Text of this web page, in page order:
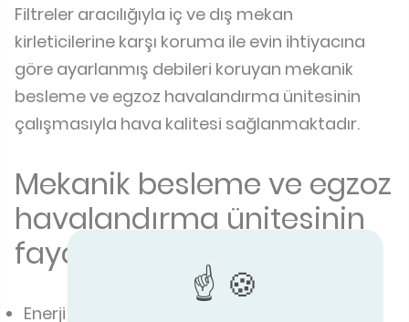
Filtreler aracılığıyla iç ve dış mekan
kirleticilerine karşı koruma ile evin ihtiyacına
göre ayarlanmış debileri koruyan mekanik
besleme ve egzoz havalandırma ünitesinin
çalışmasıyla hava kalitesi sağlanmaktadır.
Mekanik besleme ve egzoz
havalandırma ünitesinin
faydaları
Enerji tasarrufu sağlarken evdeki havayı